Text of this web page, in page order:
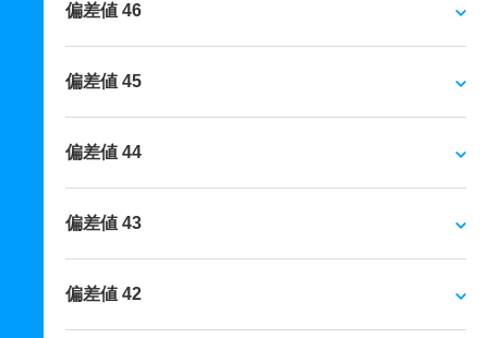
偏差値 46
偏差値 45
偏差値 44
偏差値 43
偏差値 42